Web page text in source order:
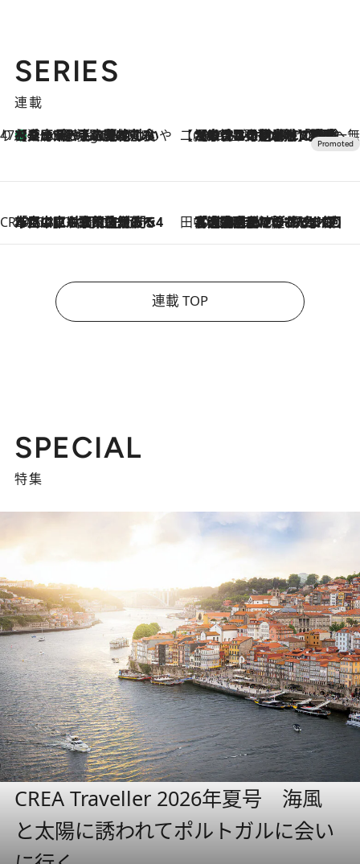
SERIES
連載
47都道府県の手みやげ ひんやりスイーツで夏を満喫
9 Hours Ago
【兵庫県】この夏絶対食べたい 冷やしておいしいおやつ3選 淡路島の恵みをジェラートに集約 【CREA×星野リゾート】唯一無二。癒しと発見が待つ場所へ
2026.8.7
【トンボの足水浴】ヒノキの香りに包まれて涼感マックス！約13℃の湧水かけ流しを避暑地「星野温泉 トンボの湯」で体験
CREA'S CHOICE
2026.8.7
「立川にも歌舞伎があるんだよ」 片岡仁左衛門・市川中車ら豪華座組みで4年目の立川立飛歌舞伎へ 田中稲の勝手に再ブーム
2026.8.7
「湘南乃風に憧れて」観客大盛上がりの“タオル回し”に、ラッパー顔負けの高速歌唱まで…さだまさし（74）のアグレッシブすぎる現在地
連載 TOP
SPECIAL
特集
CREA Traveller 2026年夏号 海風
と太陽に誘われてポルトガルに会い